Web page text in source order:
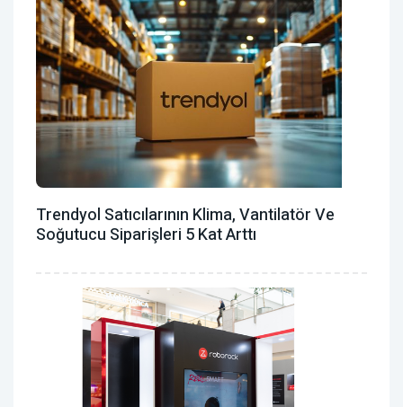
Trendyol Satıcılarının Klima, Vantilatör ‎ve
Soğutucu Siparişleri 5 Kat Arttı